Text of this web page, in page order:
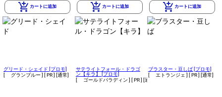
add_shopping_cart カートに追加 add_shopping_cart カートに追加 add_shopping_cart カートに追加
グリード・シェイド [プロモ]
[ グランブルー ] [ PR ] [通常]
サテライトフォール・ドラゴ
ン【キラ】 [プロモ]
[ ゴールドパラディン ] [ PR ] [通常]
ブラスター・豆しば [プロモ]
[ エトランジェ ] [ PR ] [通常]